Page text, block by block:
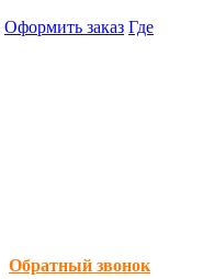
Оформить заказ Где
Обратный звонок